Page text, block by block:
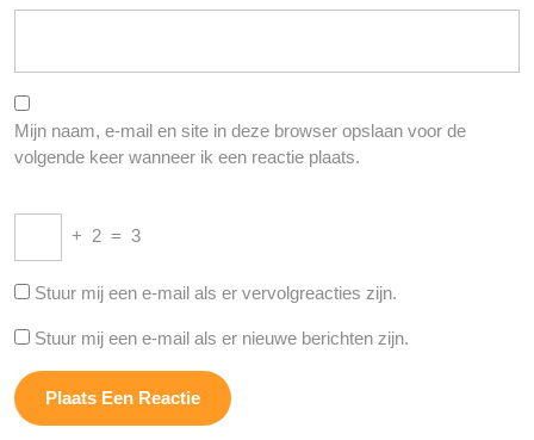
Mijn naam, e-mail en site in deze browser opslaan voor de
volgende keer wanneer ik een reactie plaats.
+ 2 = 3
Stuur mij een e-mail als er vervolgreacties zijn.
Stuur mij een e-mail als er nieuwe berichten zijn.